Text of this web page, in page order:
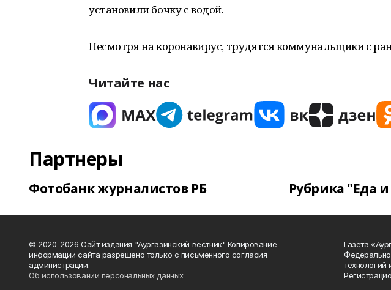
установили бочку с водой.
Несмотря на коронавирус, трудятся коммунальщики с
Читайте нас
Партнеры
Фотобанк журналистов РБ Рубрика "Еда
© 2020-2026 Сайт издания "Аургазинский вестник" Копирование
информации сайта разрешено только с письменного согласия
администрации.
Об использовании персональных данных
Газета